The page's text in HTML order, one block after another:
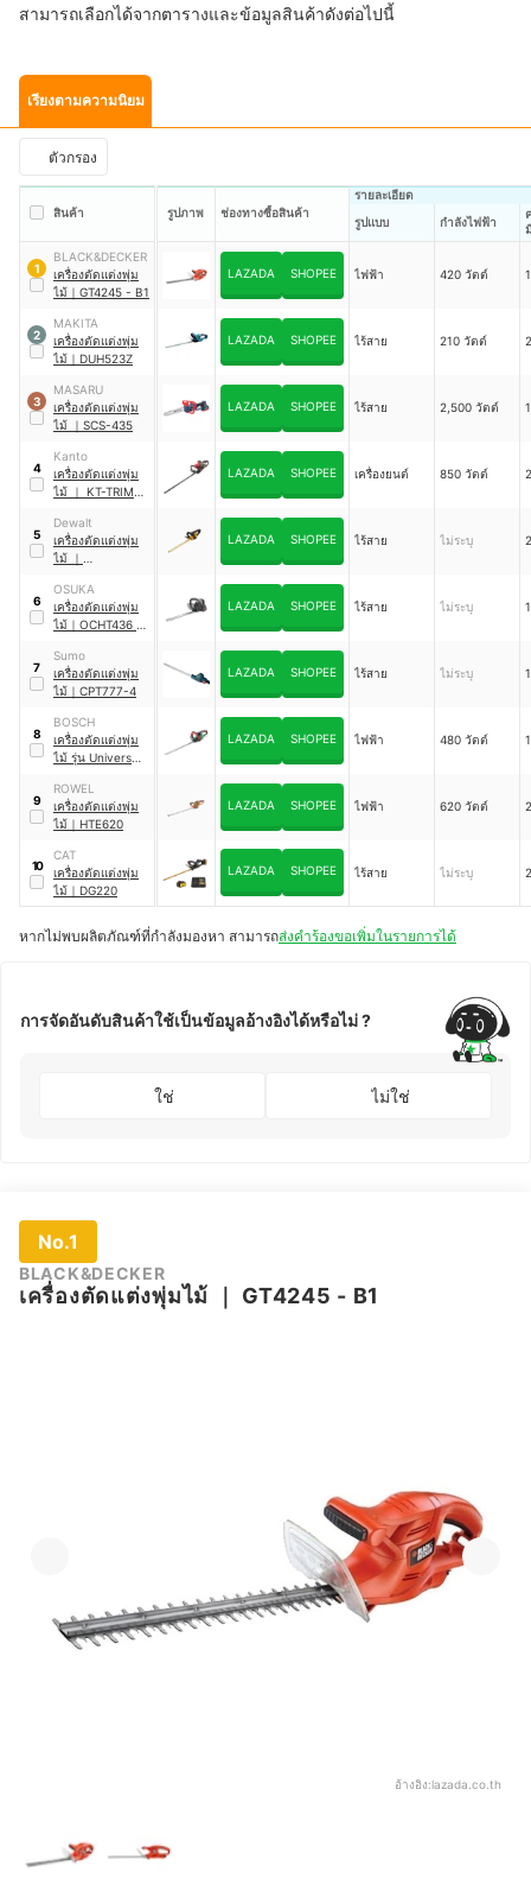
สามารถเลือกได้จากตารางและข้อมูลสินค้าดังต่อไปนี้
เรียงตามความนิยม
ตัวกรอง
สินค้า รูปภาพ ช่องทางซื้อสินค้า
รายละเอียด
รูปแบบ
กำลังไฟฟ้า
1
BLACK&DECKER
เครื่องตัดแต่งพุ่ม
ไม้ ｜ GT4245 - B1
LAZADA SHOPEE ไฟฟ้า 420 วัตต์
2
MAKITA
เครื่องตัดแต่งพุ่ม
ไม้ ｜ DUH523Z
LAZADA SHOPEE ไร้สาย 210 วัตต์
3
MASARU
เครื่องตัดแต่งพุ่ม
ไม้ ｜ SCS-435
LAZADA SHOPEE ไร้สาย 2,500 วัตต์
4
Kanto
เครื่องตัดแต่งพุ่ม
ไม้ ｜ KT-TRIM-
LAZADA SHOPEE เครื่องยนต์ 850 วัตต์
5
Dewalt
เครื่องตัดแต่งพุ่ม
ไม้ ｜
LAZADA SHOPEE ไร้สาย ไม่ระบุ
6
OSUKA
เครื่องตัดแต่งพุ่ม
ไม้ ｜ OCHT436 -
LAZADA SHOPEE ไร้สาย ไม่ระบุ
7
Sumo
เครื่องตัดแต่งพุ่ม
ไม้ ｜ CPT777-4
LAZADA SHOPEE ไร้สาย ไม่ระบุ
8
BOSCH
เครื่องตัดแต่งพุ่ม
ไม้ รุ่น Universal
Trimmer
LAZADA SHOPEE ไฟฟ้า 480 วัตต์
9
ROWEL
เครื่องตัดแต่งพุ่ม
ไม้ ｜ HTE620
LAZADA SHOPEE ไฟฟ้า 620 วัตต์
10
CAT
เครื่องตัดแต่งพุ่ม
ไม้ ｜ DG220
LAZADA SHOPEE ไร้สาย ไม่ระบุ
หากไม่พบผลิตภัณฑ์ที่กำลังมองหา สามารถส่งคำร้องขอเพิ่มในรายการได้
การจัดอันดับสินค้าใช้เป็นข้อมูลอ้างอิงได้หรือไม่ ?
ใช่ ไม่ใช่
No.1
BLACK&DECKER
เครื่องตัดแต่งพุ่มไม้ GT4245 - B1
อ้างอิง:lazada.co.th